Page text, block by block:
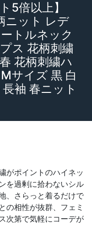
5倍以上】
ニット レデ
トルネック
ス 花柄刺繍
花柄刺繍ハ
サイズ 黒 白
袖 春ニット
がポイントのハイネッ
を過剰に拾わないシル
、さらっと着るだけで
の相性が抜群、フェミ
次第で気軽にコーデが